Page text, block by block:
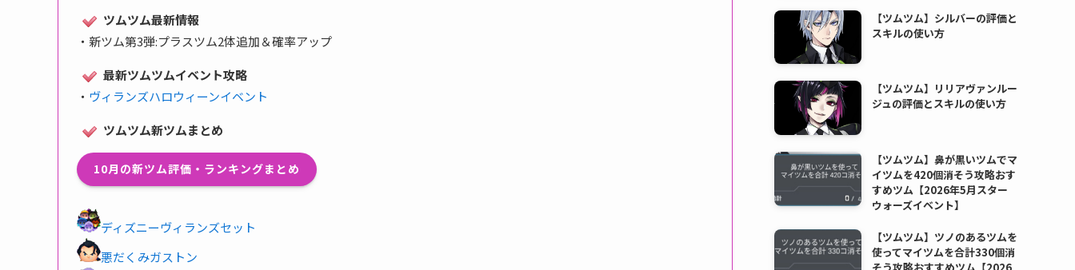
ツムツム最新情報
・ 新ツム第3弾:プラスツム2体追加＆確率アップ
最新ツムツムイベント攻略
・ ヴィランズハロウィーンイベント
ツムツム新ツムまとめ
10月の新ツム評価・ランキングまとめ
ディズニーヴィランズセット
悪だくみガストン
【ツムツム】シルバーの評価と
スキルの使い方
【ツムツム】リリアヴァンルー
ジュの評価とスキルの使い方
【ツムツム】鼻が黒いツムでマ
イツムを420個消そう攻略おす
すめツム【2026年5月スター
ウォーズイベント】
【ツムツム】ツノのあるツムを
使ってマイツムを合計330個消